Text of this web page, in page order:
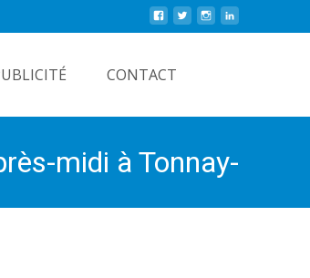
CONTACT
midi à Tonnay-